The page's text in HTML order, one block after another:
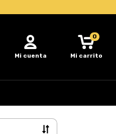
Mi cuenta Mi carrito
0